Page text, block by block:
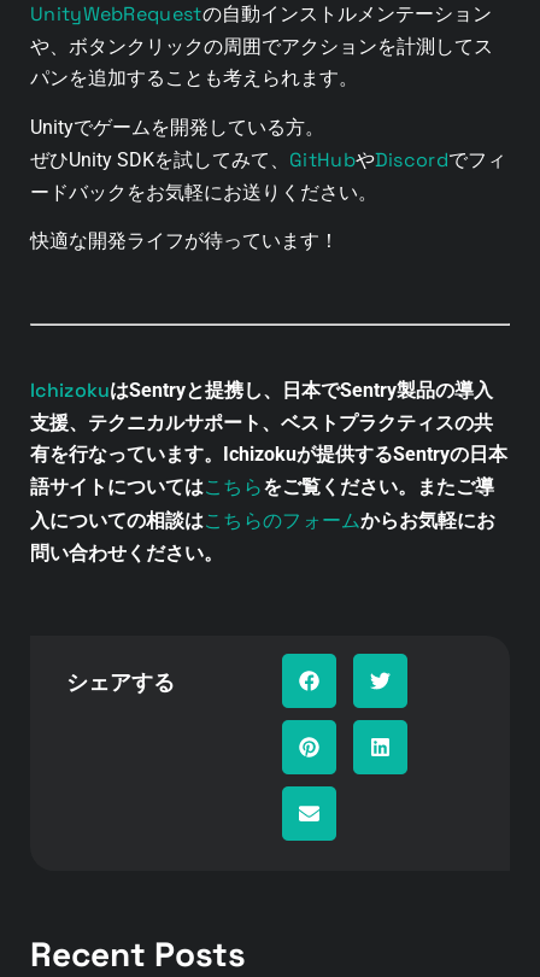
UnityWebRequestの自動インストルメンテーション
や、ボタンクリックの周囲でアクションを計測してス
パンを追加することも考えられます。
Unityでゲームを開発している方。
ぜひUnity SDKを試してみて、 GitHubやDiscordでフィ
ードバックをお気軽にお送りください。
快適な開発ライフが待っています！
IchizokuはSentryと提携し、日本でSentry製品の導入
支援、テクニカルサポート、ベストプラクティスの共
有を行なっています。Ichizokuが提供するSentryの日本
語サイトについてはこちらをご覧ください。またご導
入についての相談はこちらのフォームからお気軽にお
問い合わせください。
シェアする
Recent Posts